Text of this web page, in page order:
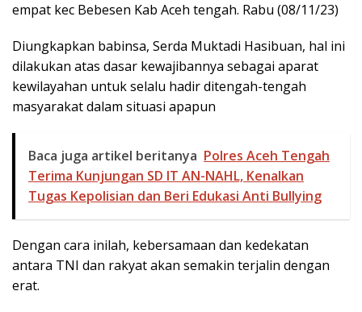
empat kec Bebesen Kab Aceh tengah. Rabu (08/11/23)
Diungkapkan babinsa, Serda Muktadi Hasibuan, hal ini
dilakukan atas dasar kewajibannya sebagai aparat
kewilayahan untuk selalu hadir ditengah-tengah
masyarakat dalam situasi apapun
Baca juga artikel beritanya Polres Aceh Tengah
Terima Kunjungan SD IT AN-NAHL, Kenalkan
Tugas Kepolisian dan Beri Edukasi Anti Bullying
Dengan cara inilah, kebersamaan dan kedekatan
antara TNI dan rakyat akan semakin terjalin dengan
erat.